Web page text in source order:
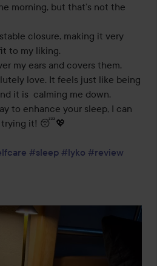
morning, but that’s not the
closure, making it very
to my liking.
my ears and covers them,
love. It feels just like being
it is  calming me down.
to enhance your sleep, I can
trying it! 😴💖
#sleep #lyko #review